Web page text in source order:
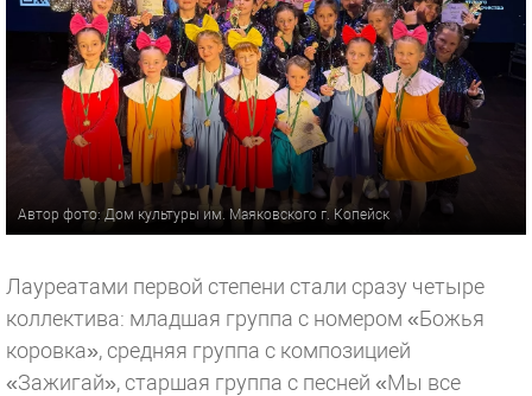
Автор фото: Дом культуры им. Маяковского г. Копейск
Лауреатами первой степени стали сразу четыре
коллектива: младшая группа с номером «Божья
коровка», средняя группа с композицией
«Зажигай», старшая группа с песней «Мы все